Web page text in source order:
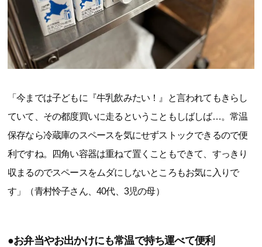
「今までは子どもに『牛乳飲みたい！』と言われてもきらし
ていて、その都度買いに走るということもしばしば…。常温
保存なら冷蔵庫のスペースを気にせずストックできるので便
利ですね。四角い容器は重ねて置くこともできて、すっきり
収まるのでスペースをムダにしないところもお気に入りで
す」（青村怜子さん、40代、3児の母）
●お弁当やお出かけにも常温で持ち運べて便利